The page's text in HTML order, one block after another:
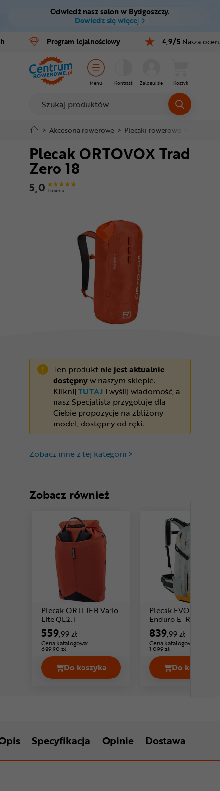
Ctrl M
Menu główne
Informacje o produkcie
Szczegółowe informacje
Stopka
Mapa strony
Odwiedź nasz salon w Bydgoszczy.
Dowiedz się więcej
Program lojalnościowy 4,9/5 Nasza
Menu Kontrast Zaloguj się Koszyk
Rowery
E-bike
Części
Akcesoria
Odzież
Kaski
Buty
Superoferta
> Akcesoria rowerowe > Plecaki rowerowe
Plecak ORTOVOX Trad
Zero 18
5,0 1 opinia
Ten produkt nie jest aktualnie
dostępnyw naszym sklepie.
Kliknij TUTAJ i wyślij wiadomość, a
nasz Specjalista przygotuje dla
Ciebie propozycje na zbliżony
model, dostępny od ręki.
Zobacz inne z tej kategorii >
Zobacz również
Plecak ORTLIEB Vario
Lite QL2.1
559,99 zł
Cena katalogowa:
689,90 zł
Do koszyka
Plecak ORTLIEB Vario Lite QL2.1
Plecak EVOC FR
Enduro E-Ride 16
839,99 zł
Cena katalogowa:
1 099 zł
Do koszyka
Plecak
Specyfikacja Opinie Dostawa